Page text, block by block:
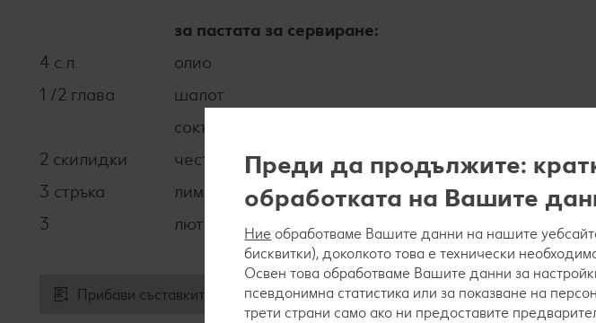
за пастата за сервиране:
4 с.л.
олио
1 /2 глава
шалот
сокът от 1 лайм
2 скилидки
чесън
3 стръка
лимонова трева
3
люти червени чушки
Прибави съставките към списъка за пазаруване
Преди да продължите:
обработката на Вашите
Ние обработваме Вашите данни на нашите
бисквитки), доколкото това е технически
Освен това обработваме Вашите данни за
псевдонимна статистика или за показване на
трети страни само ако ни предоставите